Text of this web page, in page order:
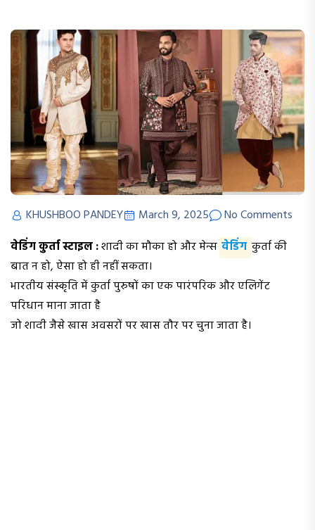
KHUSHBOO PANDEY March 9, 2025
No Comments
वेडिंग कुर्ता स्टाइल :शादी का मौका हो और मेन्स वेडिंग कुर्ता की
बात न हो, ऐसा हो ही नहीं सकता।
भारतीय संस्कृति में कुर्ता पुरुषों का एक पारंपरिक और एलिगेंट
परिधान माना जाता है
जो शादी जैसे खास अवसरों पर खास तौर पर चुना जाता है।